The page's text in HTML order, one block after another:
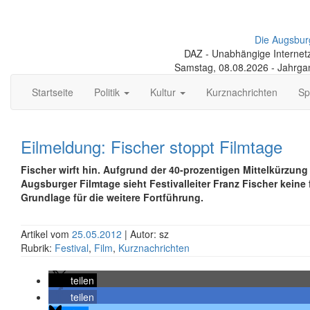
Die
DAZ - Unabhängige
Samstag, 08.08.2026 -
Startseite
Politik Kultur Kurznachrichten
Eilmeldung: Fischer stoppt Filmtage
Fischer wirft hin. Aufgrund der 40-prozentigen
Augsburger Filmtage sieht Festivalleiter Franz Fischer keine
Grundlage für die weitere Fortführung.
Artikel vom 25.05.2012 | Autor: sz
Rubrik: Festival, Film, Kurznachrichten
teilen
teilen